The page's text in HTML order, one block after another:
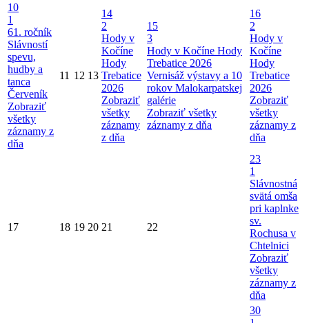
10
1
61. ročník
Slávností
spevu,
hudby a
tanca
Červeník
Zobraziť
všetky
záznamy z
dňa
11 12 13
14
2
Hody v
Kočíne
Hody
Trebatice
2026
Zobraziť
všetky
záznamy
z dňa
15
3
Hody v Kočíne Hody
Trebatice 2026
Vernisáž výstavy a 10
rokov Malokarpatskej
galérie
Zobraziť všetky
záznamy z dňa
16
2
Hody v
Kočíne
Hody
Trebatice
2026
Zobraziť
všetky
záznamy z
dňa
17 18 19 20 21 22
23
1
Slávnostná
svätá omša
pri kaplnke
sv.
Rochusa v
Chtelnici
Zobraziť
všetky
záznamy z
dňa
30